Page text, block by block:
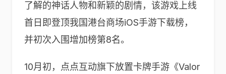
了解的神话人物和新颖的剧情，该游戏上线
首日即登顶我国港台商场iOS手游下载榜，
并初次入围增加榜第8名。
10月初，点点互动旗下放置卡牌手游《Valor